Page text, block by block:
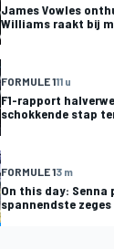
James Vowles
Williams raakt bij
FORMULE 111 u
F1-rapport
schokkende stap
FORMULE 13 m
On this day: Senna
spannendste